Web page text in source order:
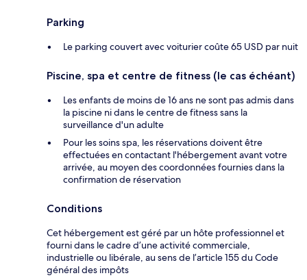
Parking
Le parking couvert avec voiturier coûte 65 USD par nuit
Piscine, spa et centre de fitness (le cas échéant)
Les enfants de moins de 16 ans ne sont pas admis dans
la piscine ni dans le centre de fitness sans la
surveillance d'un adulte
Pour les soins spa, les réservations doivent être
effectuées en contactant l'hébergement avant votre
arrivée, au moyen des coordonnées fournies dans la
confirmation de réservation
Conditions
Cet hébergement est géré par un hôte professionnel et
fourni dans le cadre d’une activité commerciale,
industrielle ou libérale, au sens de l’article 155 du Code
général des impôts